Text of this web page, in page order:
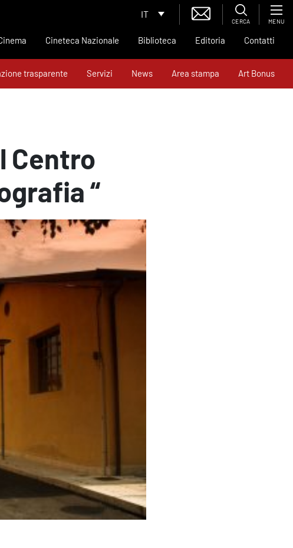
IT
CERCA MENU
Cineteca Nazionale Biblioteca Editoria Contatti
trasparente Servizi News Area stampa Art Bonus
Centro
“